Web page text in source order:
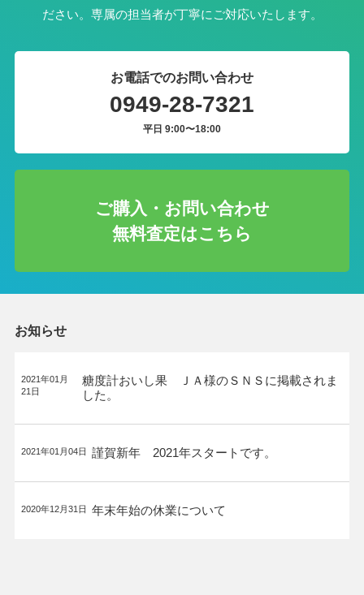
ださい。専属の担当者が丁寧にご対応いたします。
お電話でのお問い合わせ
0949-28-7321
平日 9:00〜18:00
ご購入・お問い合わせ
無料査定はこちら
お知らせ
2021年01月
21日
糖度計おいし果 ＪＡ様のＳＮＳに掲載されま
した。
2021年01月04日 謹賀新年 2021年スタートです。
2020年12月31日 年末年始の休業について